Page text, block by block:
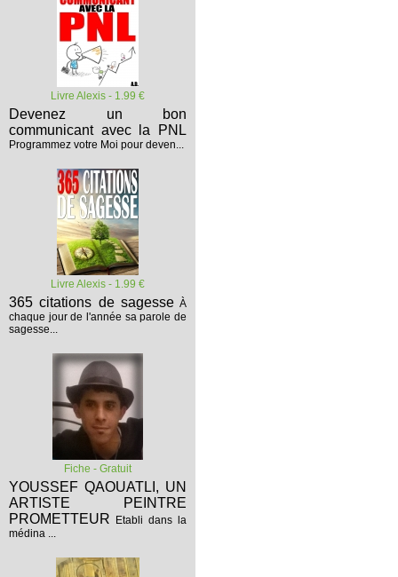
Livre Alexis - 1.99 €
Devenez un bon
communicant avec la PNL
Programmez votre Moi pour deven...
Livre Alexis - 1.99 €
365 citations de sagesse À
chaque jour de l'année sa parole de
sagesse...
Fiche - Gratuit
YOUSSEF QAOUATLI, UN
ARTISTE PEINTRE
PROMETTEUR
Etabli dans la
médina ...